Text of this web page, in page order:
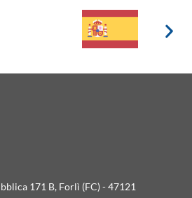
171 B, Forlì (FC) - 47121